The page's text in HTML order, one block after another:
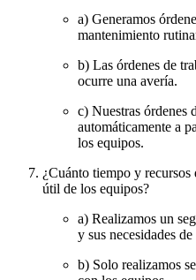
a) Generamos
mantenimiento
b) Las órdenes de
ocurre una avería.
c) Nuestras órdenes
automáticamente a
los equipos.
¿Cuánto tiempo y
útil de los equipos?
a) Realizamos un
y sus necesidades
b) Solo realizamos